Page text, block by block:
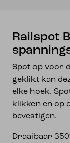
Railspot
Spot op voor
geklikt kan
elke hoek.
klikken en op
bevestigen.
Draaibaar